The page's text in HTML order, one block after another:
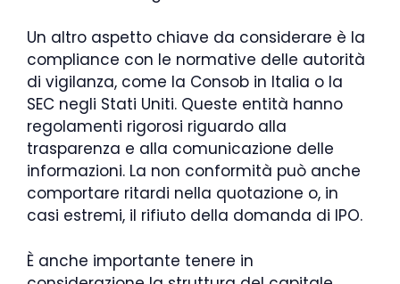
Un altro aspetto chiave da considerare è la
compliance con le normative delle autorità
di vigilanza, come la Consob in Italia o la
SEC negli Stati Uniti. Queste entità hanno
regolamenti rigorosi riguardo alla
trasparenza e alla comunicazione delle
informazioni. La non conformità può anche
comportare ritardi nella quotazione o, in
casi estremi, il rifiuto della domanda di IPO.
È anche importante tenere in